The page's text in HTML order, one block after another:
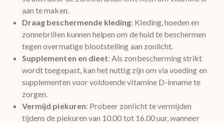
aan te maken.
Draag beschermende kleding: Kleding, hoeden en
zonnebrillen kunnen helpen om de huid te beschermen
tegen overmatige blootstelling aan zonlicht.
Supplementen en dieet: Als zonbescherming strikt
wordt toegepast, kan het nuttig zijn om via voeding en
supplementen voor voldoende vitamine D-inname te
zorgen.
Vermijd piekuren: Probeer zonlicht te vermijden
tijdens de piekuren van 10.00 tot 16.00 uur, wanneer